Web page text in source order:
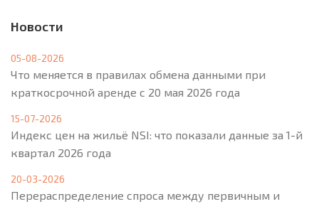
Новости
05-08-2026
Что меняется в правилах обмена данными при
краткосрочной аренде с 20 мая 2026 года
15-07-2026
Индекс цен на жильё NSI: что показали данные за 1-й
квартал 2026 года
20-03-2026
Перераспределение спроса между первичным и